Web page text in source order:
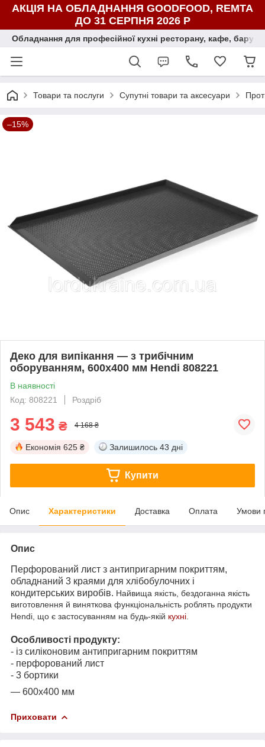
АКЦІЯ НА ОБЛАДНАННЯ GOODFOOD, REMTA
ДО 31 СЕРПНЯ 2026 Р
Обладнання для професійної кухні ресторану, кафе, бару,
Товари та послуги Супутні товари та аксесуари
–15%
Деко для випікання — з трибічним
оборуванням, 600х400 мм Hendi 808221
В наявності
Код: 808221
Роздріб
3 543 ₴ 4 168 ₴
Економія 625 ₴ Залишилось 43 дні
Купити
Опис Характеристики Доставка Оплата Умови
Опис
Перфорований лист з антипригарним покриттям,
обладнаний 3 краями для хлібобулочних і
кондитерських виробів. Найвища якість, бездоганна якість
виготовлення й виняткова функціональність роблять продукти
Hendi, що є застосуванням на будь-якій кухні
Особливості продукту:
- із силіконовим антипригарним покриттям
- перфорований лист
- 3 бортики
— 600x400 мм
Приховати